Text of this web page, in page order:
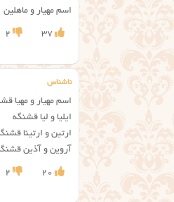
اسم مهیار و ماهلین
37
2
ناشناس
اسم مهیار و مهیا
ایلیا و لیا قشنگه
ارتین و ارتینا
آروین و آذین
20
2